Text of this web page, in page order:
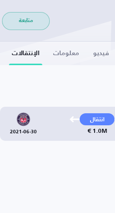
متابعة
فيديو معلومات الإنتقالات
انتقال
1.0M €
2021-06-30